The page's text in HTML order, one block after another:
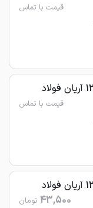
قیمت با تماس
قیمت با تماس
43,500 تومان